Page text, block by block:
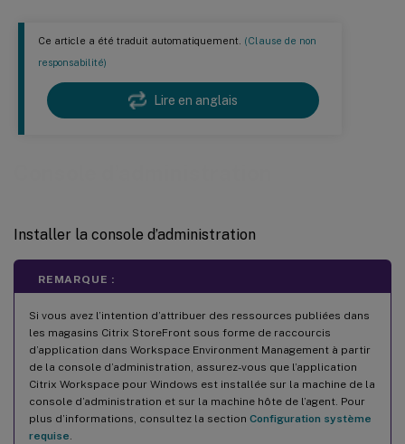
Ce article a été traduit automatiquement. (Clause de non
responsabilité)
Lire en anglais
Installer la console d’administration
REMARQUE :
Si vous avez l’intention d’attribuer des ressources publiées dans
les magasins Citrix StoreFront sous forme de raccourcis
d’application dans Workspace Environment Management à partir
de la console d’administration, assurez-vous que l’application
Citrix Workspace pour Windows est installée sur la machine de la
console d’administration et sur la machine hôte de l’agent. Pour
plus d’informations, consultez la section Configuration système
requise